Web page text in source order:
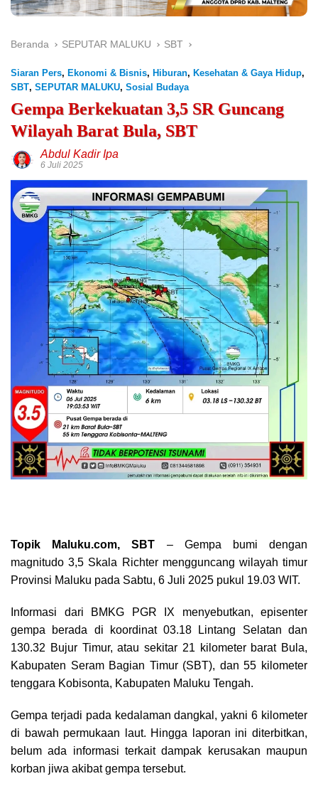
Beranda SEPUTAR MALUKU SBT
Siaran Pers, Ekonomi & Bisnis, Hiburan, Kesehatan & Gaya Hidup,
SBT, SEPUTAR MALUKU, Sosial Budaya
Gempa Berkekuatan 3,5 SR Guncang
Wilayah Barat Bula, SBT
Abdul Kadir Ipa
6 Juli 2025
Topik Maluku.com, SBT – Gempa bumi dengan
magnitudo 3,5 Skala Richter mengguncang wilayah timur
Provinsi Maluku pada Sabtu, 6 Juli 2025 pukul 19.03 WIT.
Informasi dari BMKG PGR IX menyebutkan, episenter
gempa berada di koordinat 03.18 Lintang Selatan dan
130.32 Bujur Timur, atau sekitar 21 kilometer barat Bula,
Kabupaten Seram Bagian Timur (SBT), dan 55 kilometer
tenggara Kobisonta, Kabupaten Maluku Tengah.
Gempa terjadi pada kedalaman dangkal, yakni 6 kilometer
di bawah permukaan laut. Hingga laporan ini diterbitkan,
belum ada informasi terkait dampak kerusakan maupun
korban jiwa akibat gempa tersebut.